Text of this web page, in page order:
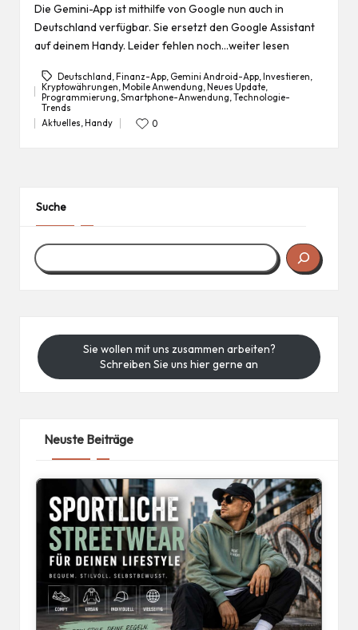
Die Gemini-App ist mithilfe von Google nun auch in
Deutschland verfügbar. Sie ersetzt den Google Assistant
auf deinem Handy. Leider fehlen noch…weiter lesen
Tags:
Deutschland Finanz-App, Gemini Android-App, Investieren
Kryptowährungen Mobile Anwendung Neues Update,
Programmierung Smartphone-Anwendung Technologie-
Trends
Posted
Aktuelles, Handy 0
Suche
Sie wollen mit uns zusammen arbeiten?
Schreiben Sie uns hier gerne an
Neuste Beiträge